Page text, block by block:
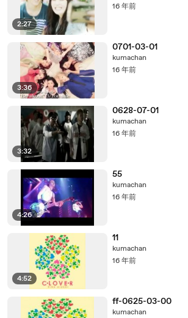
2:27
16 年前
3:36
0701-03-01
kumachan
16 年前
3:32
0628-07-01
kumachan
16 年前
4:26
55
kumachan
16 年前
4:52
11
kumachan
16 年前
ff-0625-03-00
kumachan